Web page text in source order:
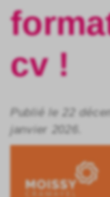
cv !
Publié le 22
janvier 2026.